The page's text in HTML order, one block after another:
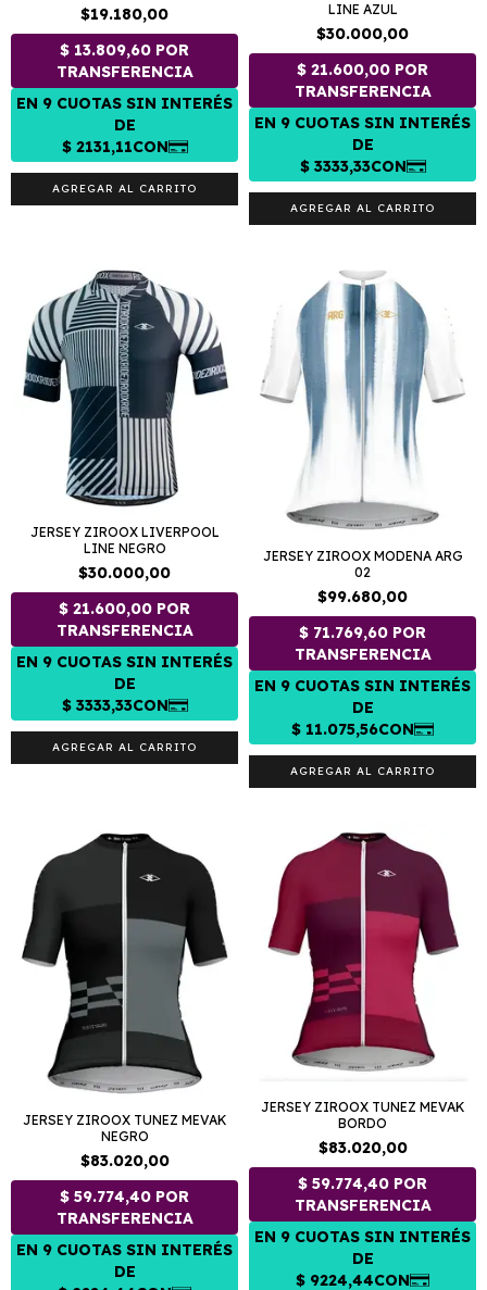
$19.180,00
AGREGAR AL CARRITO
LINE AZUL
$30.000,00
AGREGAR AL CARRITO
JERSEY ZIROOX LIVERPOOL
LINE NEGRO
$30.000,00
AGREGAR AL CARRITO
JERSEY ZIROOX MODENA ARG
02
$99.680,00
AGREGAR AL CARRITO
JERSEY ZIROOX TUNEZ MEVAK
NEGRO
$83.020,00
JERSEY ZIROOX TUNEZ MEVAK
BORDO
$83.020,00